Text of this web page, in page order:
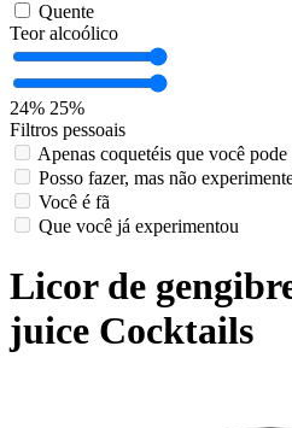
Quente
Teor alcoólico
24% 25%
Filtros pessoais
Apenas coquetéis que você pode
Posso fazer, mas não
Você é fã
Que você já experimentou
Licor de
juice Cocktails